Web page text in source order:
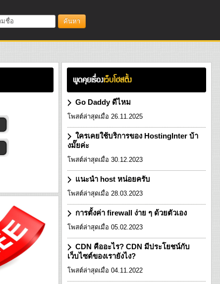
ค้นหา
พูดคุยเรื่องเว็บโฮสติ้ง
Go Daddy ดีไหม
โพสต์ล่าสุดเมื่อ 26.11.2025
ใครเคยใช้บริการของ HostingInter บ้า
งมั๊ยค่ะ
โพสต์ล่าสุดเมื่อ 30.12.2023
แนะนำ host หน่อยครับ
โพสต์ล่าสุดเมื่อ 28.03.2023
การตั้งค่า firewall ง่าย ๆ ด้วยตัวเอง
โพสต์ล่าสุดเมื่อ 05.02.2023
CDN คืออะไร? CDN มีประโยชน์กับ
เว็บไซต์ของเรายังไง?
โพสต์ล่าสุดเมื่อ 04.11.2022